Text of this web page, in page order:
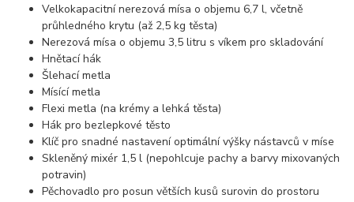
Velkokapacitní nerezová mísa o objemu 6,7 l, včetně
průhledného krytu (až 2,5 kg těsta)
Nerezová mísa o objemu 3,5 litru s víkem pro skladování
Hnětací hák
Šlehací metla
Mísící metla
Flexi metla (na krémy a lehká těsta)
Hák pro bezlepkové těsto
Klíč pro snadné nastavení optimální výšky nástavců v míse
Skleněný mixér 1,5 l (nepohlcuje pachy a barvy mixovaných
potravin)
Pěchovadlo pro posun větších kusů surovin do prostoru